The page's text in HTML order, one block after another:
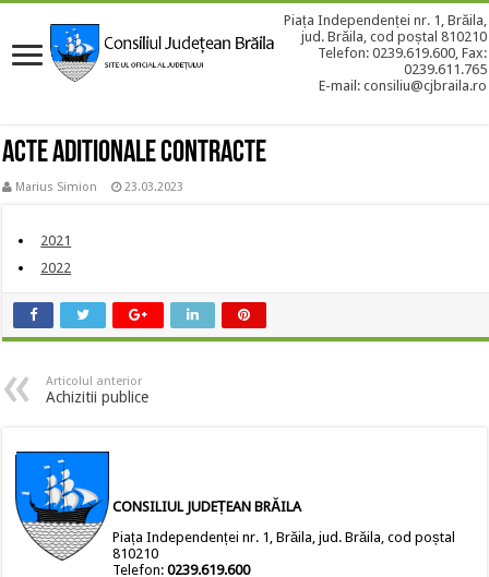
Piața Independenței nr. 1, Brăila,
jud. Brăila, cod poștal 810210
Telefon: 0239.619.600, Fax:
0239.611.765
E-mail: consiliu@cjbraila.ro
Acte aditionale contracte
Marius Simion 23.03.2023
2021
2022
Articolul anterior
Achizitii publice
CONSILIUL JUDEȚEAN BRĂILA
Piața Independenței nr. 1, Brăila, jud. Brăila, cod poștal
810210
Telefon:0239.619.600